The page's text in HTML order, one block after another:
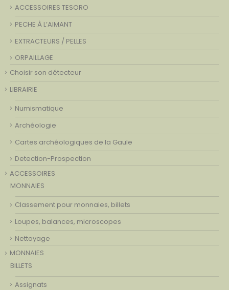
ACCESSOIRES TESORO
PECHE À L’AIMANT
EXTRACTEURS / PELLES
ORPAILLAGE
Choisir son détecteur
LIBRAIRIE
Numismatique
Archéologie
Cartes archéologiques de la Gaule
Detection-Prospection
ACCESSOIRES
MONNAIES
Classement pour monnaies, billets
Loupes, balances, microscopes
Nettoyage
MONNAIES
BILLETS
Assignats